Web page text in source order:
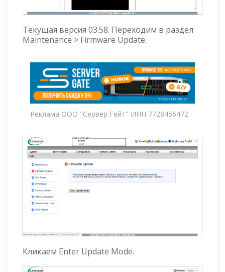
Текущая версия 03.58. Переходим в раздел
Maintenance > Firmware Update:
Реклама ООО "Сервер Гейт" ИНН 7728456472
Кликаем Enter Update Mode.